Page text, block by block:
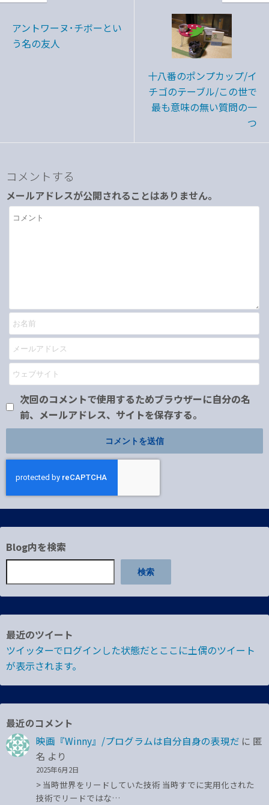
アントワーヌ･チボーとい
う名の友人
十八番のポンプカップ/イ
チゴのテーブル/この世で
最も意味の無い質問の一
つ
コメントする
メールアドレスが公開されることはありません。
次回のコメントで使用するためブラウザーに自分の名
前、メールアドレス、サイトを保存する。
Blog内を検索
検索
最近のツイート
ツイッターでログインした状態だとここに土偶のツイート
が表示されます。
最近のコメント
映画『Winny』/プログラムは自分自身の表現だ に 匿
名 より
2025年6月2日
> 当時世界をリードしていた技術 当時すでに実用化された
技術でリードではな…